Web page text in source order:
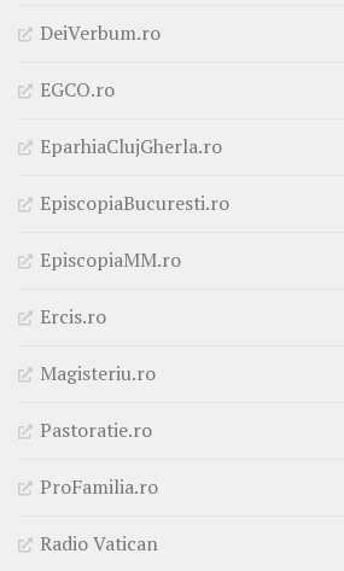
DeiVerbum.ro
EGCO.ro
EparhiaClujGherla.ro
EpiscopiaBucuresti.ro
EpiscopiaMM.ro
Ercis.ro
Magisteriu.ro
Pastoratie.ro
ProFamilia.ro
Radio Vatican